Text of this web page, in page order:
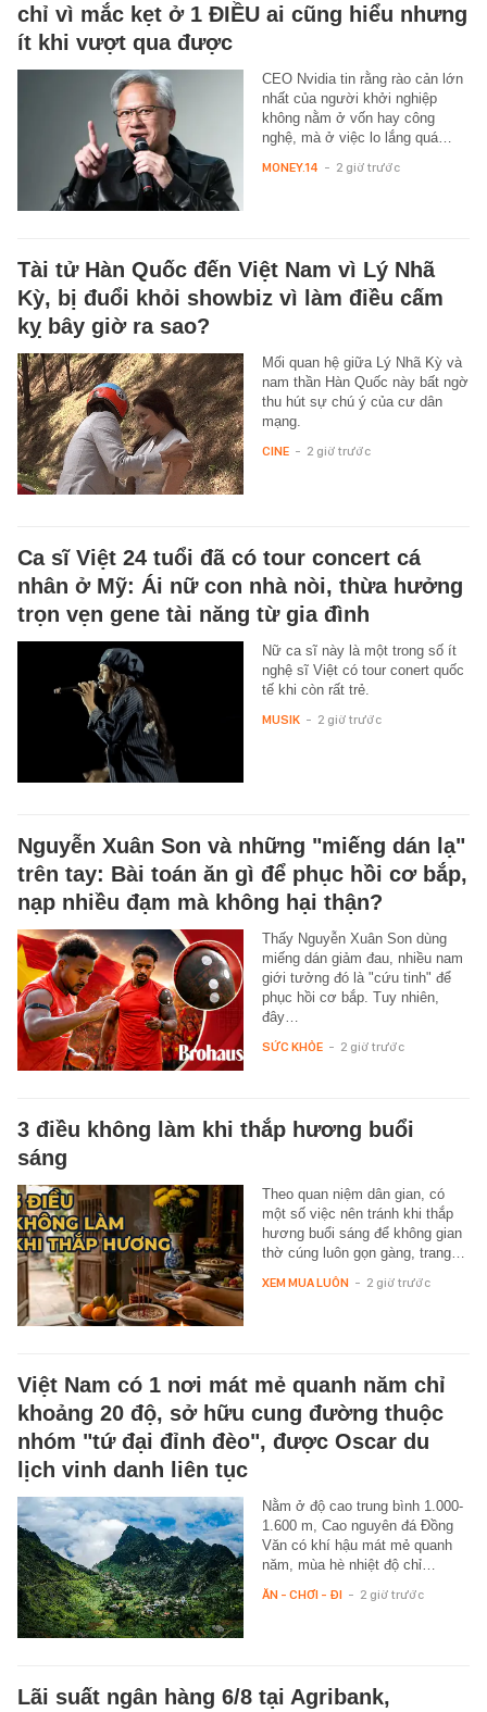
chỉ vì mắc kẹt ở 1 ĐIỀU ai cũng hiểu nhưng
ít khi vượt qua được
CEO Nvidia tin rằng rào cản lớn
nhất của người khởi nghiệp
không nằm ở vốn hay công
nghệ, mà ở việc lo lắng quá…
MONEY.14 - 2 giờ trước
Tài tử Hàn Quốc đến Việt Nam vì Lý Nhã
Kỳ, bị đuổi khỏi showbiz vì làm điều cấm
kỵ bây giờ ra sao?
Mối quan hệ giữa Lý Nhã Kỳ và
nam thần Hàn Quốc này bất ngờ
thu hút sự chú ý của cư dân
mạng.
CINE - 2 giờ trước
Ca sĩ Việt 24 tuổi đã có tour concert cá
nhân ở Mỹ: Ái nữ con nhà nòi, thừa hưởng
trọn vẹn gene tài năng từ gia đình
Nữ ca sĩ này là một trong số ít
nghệ sĩ Việt có tour conert quốc
tế khi còn rất trẻ.
MUSIK - 2 giờ trước
Nguyễn Xuân Son và những "miếng dán lạ"
trên tay: Bài toán ăn gì để phục hồi cơ bắp,
nạp nhiều đạm mà không hại thận?
Thấy Nguyễn Xuân Son dùng
miếng dán giảm đau, nhiều nam
giới tưởng đó là "cứu tinh" để
phục hồi cơ bắp. Tuy nhiên,
đây…
SỨC KHỎE - 2 giờ trước
3 điều không làm khi thắp hương buổi
sáng
Theo quan niệm dân gian, có
một số việc nên tránh khi thắp
hương buổi sáng để không gian
thờ cúng luôn gọn gàng, trang…
XEM MUA LUÔN - 2 giờ trước
Việt Nam có 1 nơi mát mẻ quanh năm chỉ
khoảng 20 độ, sở hữu cung đường thuộc
nhóm "tứ đại đỉnh đèo", được Oscar du
lịch vinh danh liên tục
Nằm ở độ cao trung bình 1.000-
1.600 m, Cao nguyên đá Đồng
Văn có khí hậu mát mẻ quanh
năm, mùa hè nhiệt độ chỉ…
ĂN - CHƠI - ĐI - 2 giờ trước
Lãi suất ngân hàng 6/8 tại Agribank,